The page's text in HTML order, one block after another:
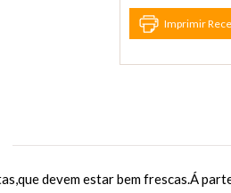
Imprimir
devem estar bem frescas.Á